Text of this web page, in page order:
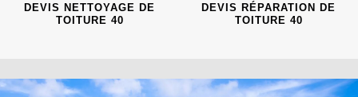
DEVIS NETTOYAGE DE
TOITURE 40
DEVIS RÉPARATION DE
TOITURE 40